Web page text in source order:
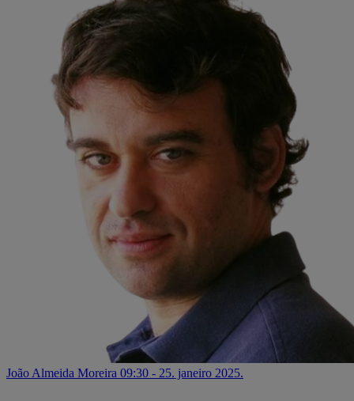
João Almeida Moreira 09:30 - 25. janeiro 2025.